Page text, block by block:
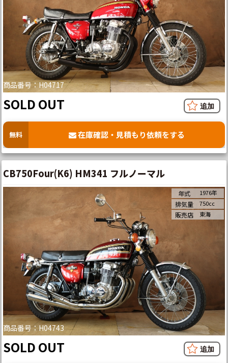
商品番号：H04717
SOLD OUT
無料 在庫確認・見積もり依頼をする
CB750Four(K6) HM341 フルノーマル
商品番号：H04743
年式 1976年
排気量 750cc
販売店 東海
SOLD OUT